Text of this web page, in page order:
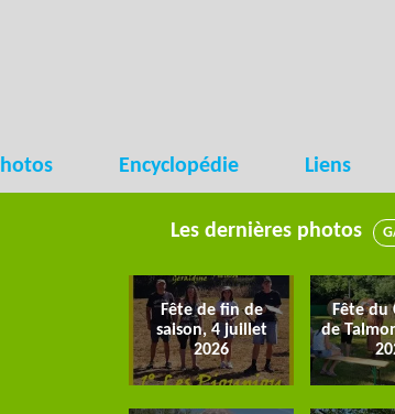
Encyclopédie Liens
Les dernières photos
Fête de fin de
saison, 4 juillet
2026
Fête du
de